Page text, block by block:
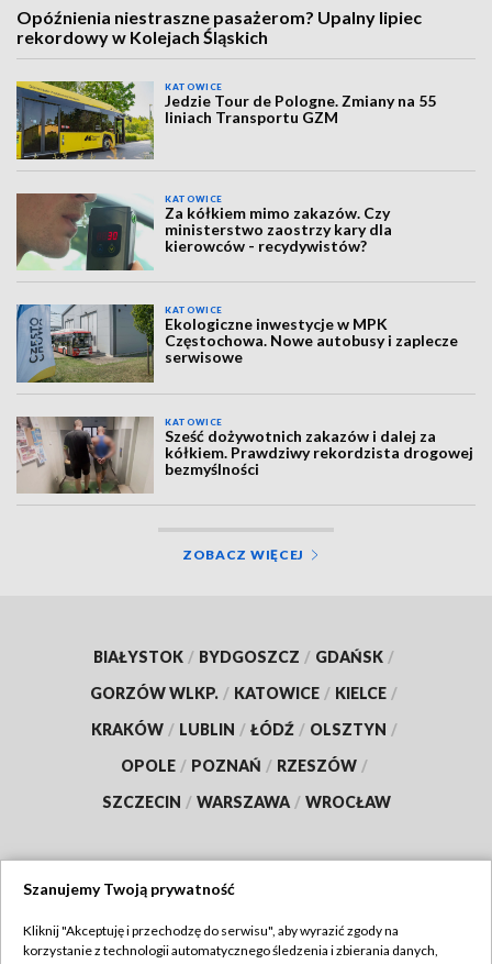
Opóźnienia niestraszne pasażerom? Upalny lipiec
rekordowy w Kolejach Śląskich
KATOWICE
Jedzie Tour de Pologne. Zmiany na 55
liniach Transportu GZM
KATOWICE
Za kółkiem mimo zakazów. Czy
ministerstwo zaostrzy kary dla
kierowców - recydywistów?
KATOWICE
Ekologiczne inwestycje w MPK
Częstochowa. Nowe autobusy i zaplecze
serwisowe
KATOWICE
Sześć dożywotnich zakazów i dalej za
kółkiem. Prawdziwy rekordzista drogowej
bezmyślności
ZOBACZ WIĘCEJ
BIAŁYSTOK / BYDGOSZCZ / GDAŃSK /
GORZÓW WLKP. / KATOWICE / KIELCE /
KRAKÓW / LUBLIN / ŁÓDŹ / OLSZTYN /
OPOLE / POZNAŃ / RZESZÓW /
SZCZECIN / WARSZAWA / WROCŁAW
TVP
Szanujemy Twoją prywatność
Kliknij "Akceptuję i przechodzę do serwisu", aby wyrazić zgody na
korzystanie z technologii automatycznego śledzenia i zbierania danych,